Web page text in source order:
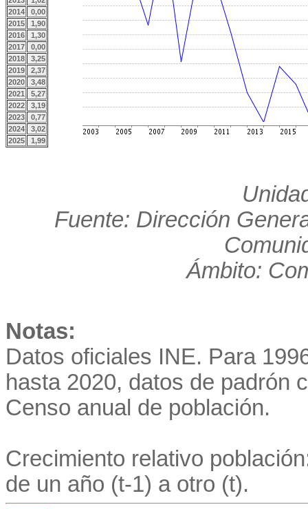
2014
0,00
2015
1,90
2016
1,30
2017
0,00
2018
3,25
2019
2,37
2020
3,48
2021
5,27
2022
3,19
2023
0,77
2024
3,02
2025
1,99
Fuente: Dirección
Ámbito:
Notas:
Datos oficiales INE. Para
hasta 2020, datos de padrón
Censo anual de población.
Crecimiento relativo
de un año (t-1) a otro (t).